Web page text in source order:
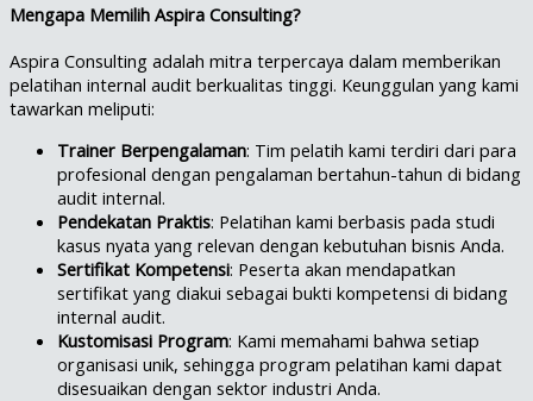
Mengapa Memilih Aspira Consulting?
Aspira Consulting adalah mitra terpercaya dalam memberikan
pelatihan internal audit berkualitas tinggi. Keunggulan yang kami
tawarkan meliputi:
Trainer Berpengalaman: Tim pelatih kami terdiri dari para
profesional dengan pengalaman bertahun-tahun di bidang
audit internal.
Pendekatan Praktis: Pelatihan kami berbasis pada studi
kasus nyata yang relevan dengan kebutuhan bisnis Anda.
Sertifikat Kompetensi: Peserta akan mendapatkan
sertifikat yang diakui sebagai bukti kompetensi di bidang
internal audit.
Kustomisasi Program: Kami memahami bahwa setiap
organisasi unik, sehingga program pelatihan kami dapat
disesuaikan dengan sektor industri Anda.